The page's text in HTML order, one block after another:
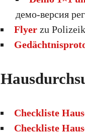
демо-версия
Flyer zu
Checkliste
Checkliste